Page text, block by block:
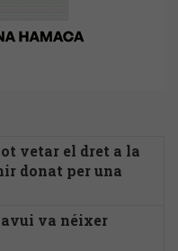
vetar el dret a la
donat per una
avui va néixer